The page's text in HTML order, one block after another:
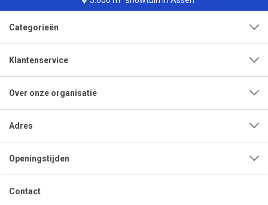
Categorieën
Klantenservice
Over onze organisatie
Adres
Openingstijden
Contact